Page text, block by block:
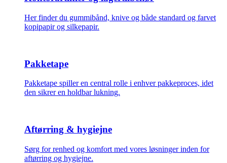
Her finder du gummibånd, knive og både standard og farvet
kopipapir og silkepapir.
Pakketape
Pakketape spiller en central rolle i enhver pakkeproces, idet
den sikrer en holdbar lukning.
Aftørring & hygiejne
Sørg for renhed og komfort med vores løsninger inden for
aftørring og hygiejne.